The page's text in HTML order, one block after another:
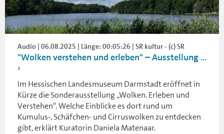
Audio | 06.08.2025 | Länge: 00:05:26 | SR kultur - (c) SR
"Wolken verstehen und erleben" – Ausstellung ...
Im Hessischen Landesmuseum Darmstadt eröffnet in
Kürze die Sonderausstellung „Wolken. Erleben und
Verstehen“. Welche Einblicke es dort rund um
Kumulus-, Schäfchen- und Cirruswolken zu entdecken
gibt, erklärt Kuratorin Daniela Matenaar.